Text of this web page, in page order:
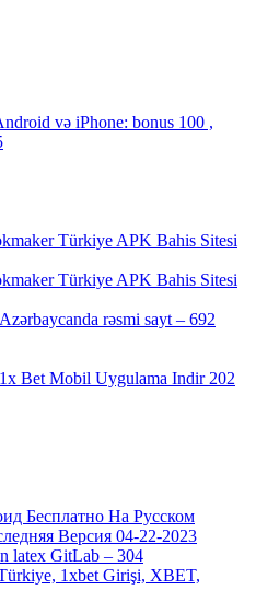
və iPhone: bonus 100 ,
Türkiye APK Bahis Sitesi
Türkiye APK Bahis Sitesi
rəsmi sayt – 692
Bet Mobil Uygulama Indir 202
Бесплатно На Русском
Версия 04-22-2023
latex GitLab – 304
1xbet Girişi, XBET,